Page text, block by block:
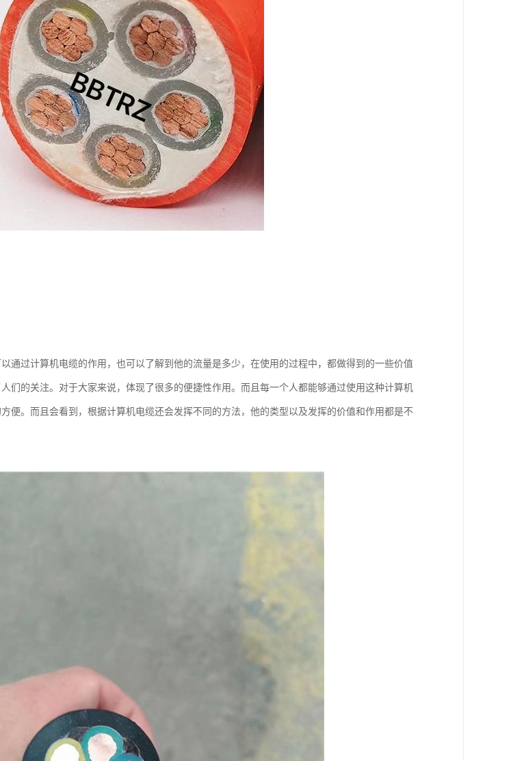
通过计算机电缆的作用，也可以了解到他的流量是多少，在使用的过程中，都做得到的一些价值
们的关注。对于大家来说，体现了很多的便捷性作用。而且每一个人都能够通过使用这种计算机
便。而且会看到，根据计算机电缆还会发挥不同的方法，他的类型以及发挥的价值和作用都是不